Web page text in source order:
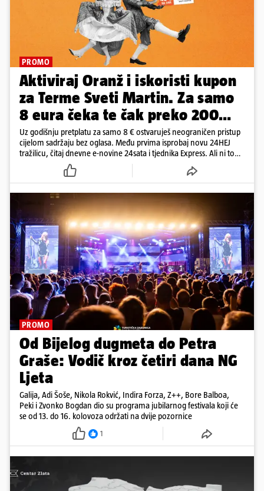
PROMO
Aktiviraj Oranž i iskoristi kupon
za Terme Sveti Martin. Za samo
8 eura čeka te čak preko 200
eura kupona!
Uz godišnju pretplatu za samo 8 € ostvaruješ neograničen pristup
cijelom sadržaju bez oglasa. Među prvima isprobaj novu 24HEJ
tražilicu, čitaj dnevne e-novine 24sata i tjednika Express. Ali ni to
PROMO
Od Bijelog dugmeta do Petra
Graše: Vodič kroz četiri dana NG
Ljeta
Galija, Adi Šoše, Nikola Rokvić, Indira Forza, Z++, Bore Balboa,
Peki i Zvonko Bogdan dio su programa jubilarnog festivala koji će
se od 13. do 16. kolovoza održati na dvije pozornice
1